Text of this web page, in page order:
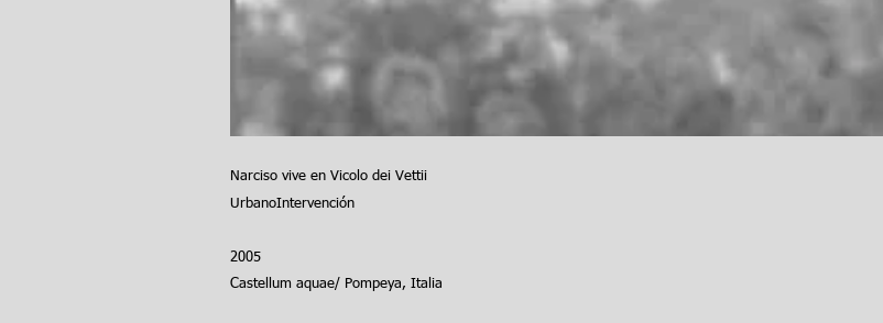
Narciso vive en Vicolo dei Vettii
UrbanoIntervención
2005
Castellum aquae/ Pompeya, Italia